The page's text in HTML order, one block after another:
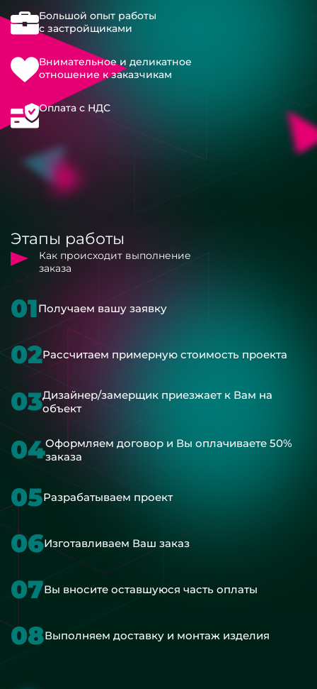
Большой опыт работы
с застройщиками
Внимательное и деликатное
отношение к заказчикам
Оплата с НДС
Этапы работы
Как происходит выполнение
заказа
01Получаем вашу заявку
02Рассчитаем примерную стоимость проекта
03Дизайнер/замерщик приезжает к Вам на
объект
04Оформляем договор и Вы оплачиваете 50%
заказа
05Разрабатываем проект
06Изготавливаем Ваш заказ
07Вы вносите оставшуюся часть оплаты
08Выполняем доставку и монтаж изделия